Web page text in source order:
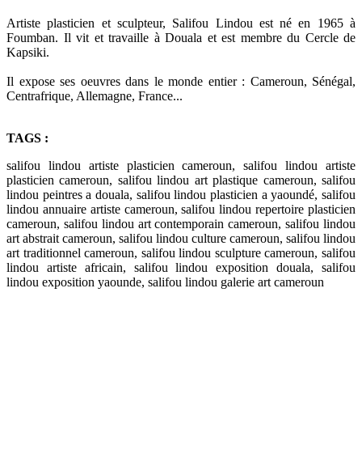
Artiste plasticien et sculpteur, Salifou Lindou est né en 1965 à
Foumban. Il vit et travaille à Douala et est membre du Cercle de
Kapsiki.
Il expose ses oeuvres dans le monde entier : Cameroun, Sénégal,
Centrafrique, Allemagne, France...
TAGS :
salifou lindou artiste plasticien cameroun, salifou lindou artiste
plasticien cameroun, salifou lindou art plastique cameroun, salifou
lindou peintres a douala, salifou lindou plasticien a yaoundé, salifou
lindou annuaire artiste cameroun, salifou lindou repertoire plasticien
cameroun, salifou lindou art contemporain cameroun, salifou lindou
art abstrait cameroun, salifou lindou culture cameroun, salifou lindou
art traditionnel cameroun, salifou lindou sculpture cameroun, salifou
lindou artiste africain, salifou lindou exposition douala, salifou
lindou exposition yaounde, salifou lindou galerie art cameroun